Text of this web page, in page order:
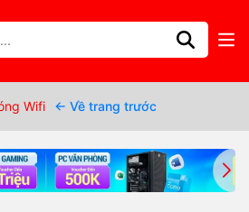
Wifi ← Về trang trước